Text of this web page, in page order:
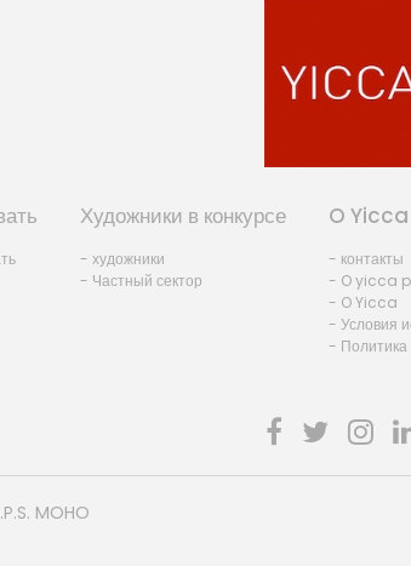
Художники в конкурсе
- художники
- Частный сектор
O Yicca
- контакты
- O yicca
- O Yicca
- Условия
- Политика
MOHO